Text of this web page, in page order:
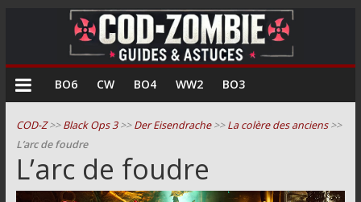
COD
Zombie
Guides
et
astuces
BO6 CW BO4 WW2 BO3
COD-Z>>Black Ops 3>>Der Eisendrache>>La colère des anciens>>
L’arc de foudre
L’arc de foudre